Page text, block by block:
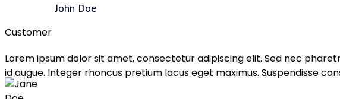
John Doe
Customer
Lorem ipsum dolor sit amet, consectetur adipiscing elit. Sed nec
id augue. Integer rhoncus pretium lacus eget maximus. Suspendisse